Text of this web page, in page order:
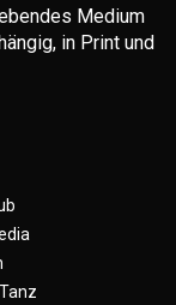
Medium
in Print und